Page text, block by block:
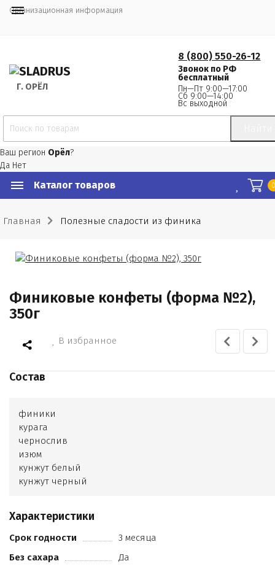
Организационная информация
Г. ОРЁЛ
8 (800) 550-26-12
Звонок по РФ
бесплатный
Пн—Пт 9:00—17:00
Сб 9:00—14:00
Вс выходной
Ваш регион Орёл?
Да Нет
Каталог товаров
Главная Полезные сладости из финика
Финиковые конфеты (форма №2),
350г
В избранное
Состав
финики
курага
чернослив
изюм
кунжут белый
кунжут черный
миндаль
кешью
лен
Характеристики
Срок годности
3 месяца
Без сахара
Да